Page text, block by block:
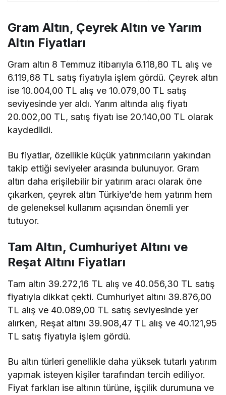
Gram Altın, Çeyrek Altın ve Yarım
Altın Fiyatları
Gram altın 8 Temmuz itibarıyla 6.118,80 TL alış ve
6.119,68 TL satış fiyatıyla işlem gördü. Çeyrek altın
ise 10.004,00 TL alış ve 10.079,00 TL satış
seviyesinde yer aldı. Yarım altında alış fiyatı
20.002,00 TL, satış fiyatı ise 20.140,00 TL olarak
kaydedildi.
Bu fiyatlar, özellikle küçük yatırımcıların yakından
takip ettiği seviyeler arasında bulunuyor. Gram
altın daha erişilebilir bir yatırım aracı olarak öne
çıkarken, çeyrek altın Türkiye’de hem yatırım hem
de geleneksel kullanım açısından önemli yer
tutuyor.
Tam Altın, Cumhuriyet Altını ve
Reşat Altını Fiyatları
Tam altın 39.272,16 TL alış ve 40.056,30 TL satış
fiyatıyla dikkat çekti. Cumhuriyet altını 39.876,00
TL alış ve 40.089,00 TL satış seviyesinde yer
alırken, Reşat altını 39.908,47 TL alış ve 40.121,95
TL satış fiyatıyla işlem gördü.
Bu altın türleri genellikle daha yüksek tutarlı yatırım
yapmak isteyen kişiler tarafından tercih ediliyor.
Fiyat farkları ise altının türüne, işçilik durumuna ve